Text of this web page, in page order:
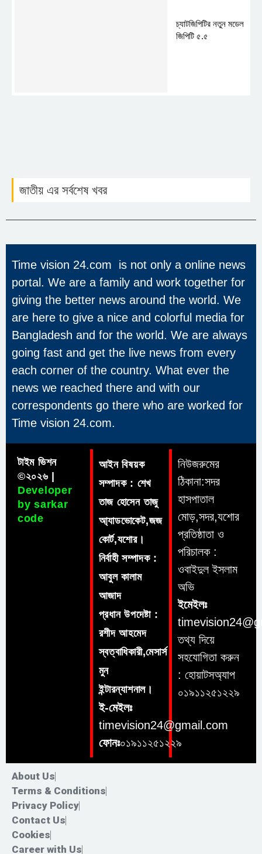
চ্যাটজিপিটির নতুন মডেল
জিপিটি ৫.৫
জাতীয় এর সর্বশেষ খবর
Time vision 24.com is not only a online news
portal. We are a family and work together for
giving the better news around the world. We
are here to give a nice and colorful media for
Bangladesh and for the world. We are always
going fast and get the live news from every
each corner of the country. What ever the
news we reached there and with our
correspondents go there who are worked for
Time vision 24.com.
টাইম ভিশন
©২০২৬ |
Developer
by sarkar
code
আইন বিষয়ক
সম্পাদক : শেখ
তাজ হোসেন তাজু
আ্যাডভোকেট,জজ
কোর্ট,যশোর।
নির্বাহী সম্পাদক :
আবুল কালাম
আজাদ
প্রধান উপদেষ্টা :
রশীদ আহমেদ
স্বত্বাধিকারী,মেসার্স
মুন
ইন্টারন্যাশনাল।
ই-মেইলঃ
timevision24@gmail.com
ফোনঃ০১৯১১২৫১২২৯
নিউজরুমের
ঠিকানা:সদর
হাসপাতাল
মোড়,সদর,যশোর
প্রতিষ্ঠাতা ও
পরিচালক :
ওবাইদুল ইসলাম
অভি
ইমেইলঃ
তথ্য দিয়ে
সহযোগিতা করুন
: হোয়াটসঅ্যাপ
০১৯১১২৫১২২৯
About Us
Terms & Conditions
Privacy Policy
Contact Us
Cookies
Career with Us